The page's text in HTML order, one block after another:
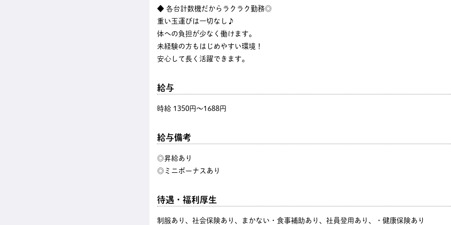
◆ 各台計数機だからラクラク勤務◎
重い玉運びは一切なし♪
体への負担が少なく働けます。
未経験の方もはじめやすい環境！
安心して長く活躍できます。
給与
時給 1350円〜1688円
給与備考
◎昇給あり
◎ミニボーナスあり
待遇・福利厚生
制服あり、社会保険あり、まかない・食事補助あり、社員登用あり、・健康保険あり